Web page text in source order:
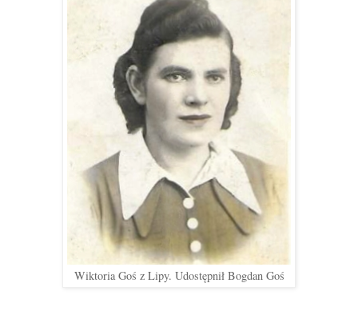
Wiktoria Goś z Lipy. Udostępnił Bogdan Goś